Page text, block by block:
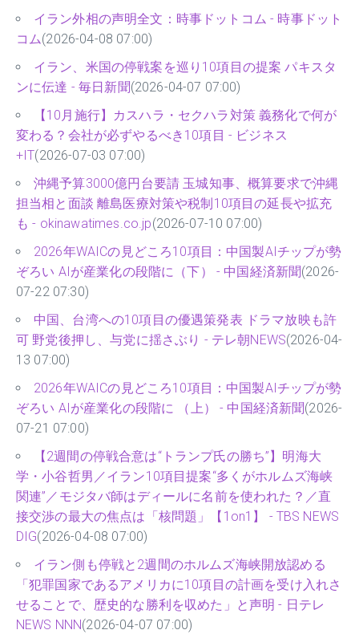
イラン外相の声明全文：時事ドットコム - 時事ドット
コム(2026-04-08 07:00)
イラン、米国の停戦案を巡り10項目の提案 パキスタ
ンに伝達 - 毎日新聞(2026-04-07 07:00)
【10月施行】カスハラ・セクハラ対策 義務化で何が
変わる？会社が必ずやるべき10項目 - ビジネス
+IT(2026-07-03 07:00)
沖縄予算3000億円台要請 玉城知事、概算要求で沖縄
担当相と面談 離島医療対策や税制10項目の延長や拡充
も - okinawatimes.co.jp(2026-07-10 07:00)
2026年WAICの見どころ10項目：中国製AIチップが勢
ぞろい AIが産業化の段階に（下） - 中国経済新聞(2026-
07-22 07:30)
中国、台湾への10項目の優遇策発表 ドラマ放映も許
可 野党後押し、与党に揺さぶり - テレ朝NEWS(2026-04-
13 07:00)
2026年WAICの見どころ10項目：中国製AIチップが勢
ぞろい AIが産業化の段階に （上） - 中国経済新聞(2026-
07-21 07:00)
【2週間の停戦合意は“トランプ氏の勝ち”】明海大
学・小谷哲男／イラン10項目提案“多くがホルムズ海峡
関連”／モジタバ師はディールに名前を使われた？／直
接交渉の最大の焦点は「核問題」【1on1】 - TBS NEWS
DIG(2026-04-08 07:00)
イラン側も停戦と2週間のホルムズ海峡開放認める
「犯罪国家であるアメリカに10項目の計画を受け入れさ
せることで、歴史的な勝利を収めた」と声明 - 日テレ
NEWS NNN(2026-04-07 07:00)